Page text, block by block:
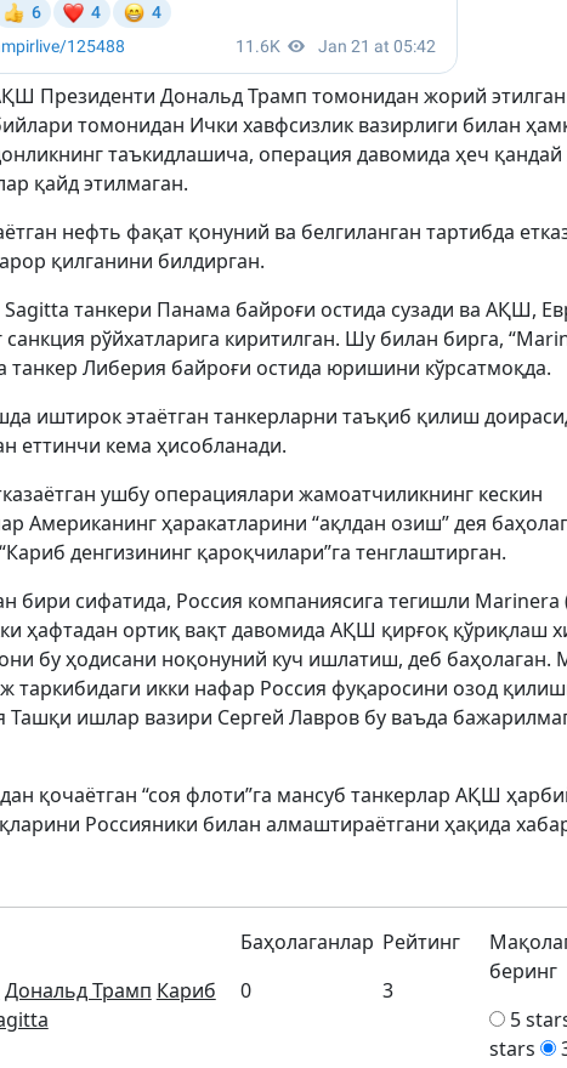
Президенти Дональд Трамп томонидан жорий этилган
томонидан Ички хавфсизлик вазирлиги билан
таъкидлашича, операция давомида ҳеч қандай
қайд этилмаган.
нефть фақат қонуний ва белгиланган тартибда
қилганини билдирган.
Sagitta танкери Панама байроғи остида сузади ва АҚШ,
рўйхатларига киритилган. Шу билан бирга,
танкер Либерия байроғи остида юришини кўрсатмоқда.
иштирок этаётган танкерларни таъқиб қилиш
еттинчи кема ҳисобланади.
ушбу операциялари жамоатчиликнинг кескин
Американинг ҳаракатларини “ақлдан озиш” дея
денгизининг қароқчилари”га тенглаштирган.
бири сифатида, Россия компаниясига тегишли Marinera
ҳафтадан ортиқ вақт давомида АҚШ қирғоқ қўриқлаш
бу ҳодисани ноқонуний куч ишлатиш, деб баҳолаган.
таркибидаги икки нафар Россия фуқаросини озод
Ташқи ишлар вазири Сергей Лавров бу ваъда
қочаётган “соя флоти”га мансуб танкерлар АҚШ
Россияники билан алмаштираётгани ҳақида
Дональд Трамп Кариб
Баҳолаганлар
0
Рейтинг
3
беринг
5
stars